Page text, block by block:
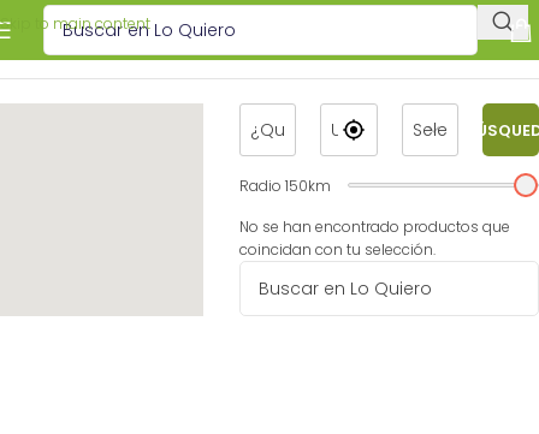
Skip to main content
Radio150km
No se han encontrado productos que
coincidan con tu selección.